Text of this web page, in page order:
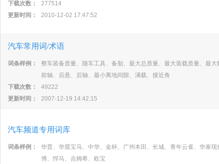
下载次数：
277514
更新时间：
2010-12-02 17:47:52
汽车常用词/术语
词条样例：
整车装备质量、随车工具、备胎、最大总质量、最大装载质量、最
前轴、后悬、后轴、最小离地间隙、满载、接近角
下载次数：
49222
更新时间：
2007-12-19 14:42:15
汽车频道专用词库
词条样例：
华普、华晨宝马、中华、金杯、广州本田、长城、青年云雀、华泰
博、悍马、吉姆希、欧宝